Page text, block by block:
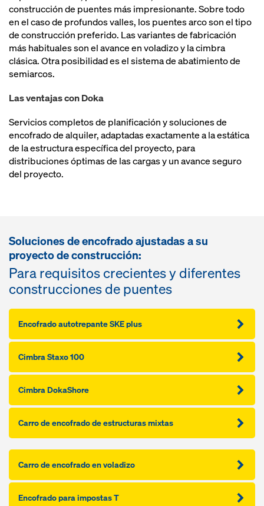
construcción de puentes más impresionante. Sobre todo
en el caso de profundos valles, los puentes arco son el tipo
de construcción preferido. Las variantes de fabricación
más habituales son el avance en voladizo y la cimbra
clásica. Otra posibilidad es el sistema de abatimiento de
semiarcos.
Las ventajas con Doka
Servicios completos de planificación y soluciones de
encofrado de alquiler, adaptadas exactamente a la estática
de la estructura específica del proyecto, para
distribuciones óptimas de las cargas y un avance seguro
del proyecto.
Soluciones de encofrado ajustadas a su
proyecto de construcción:
Para requisitos crecientes y diferentes
construcciones de puentes
Encofrado autotrepante SKE plus
Cimbra Staxo 100
Cimbra DokaShore
Carro de encofrado de estructuras mixtas
Carro de encofrado en voladizo
Encofrado para impostas T